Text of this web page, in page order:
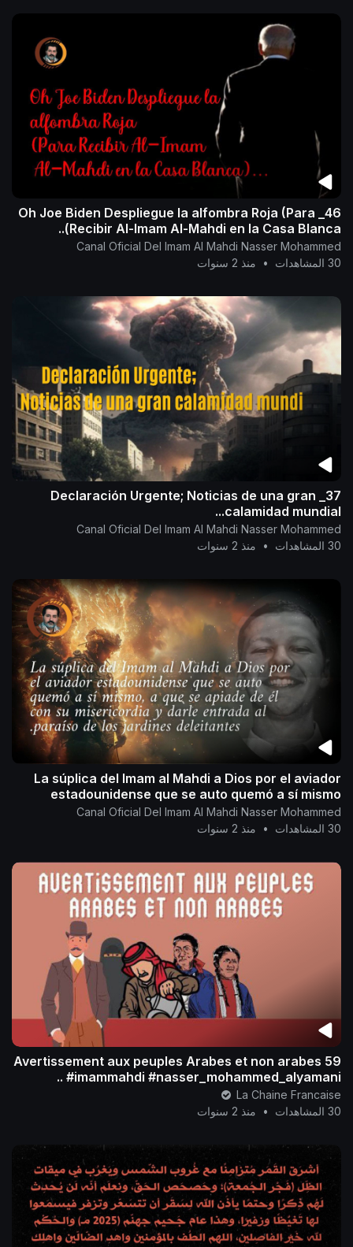
46_ Oh Joe Biden Despliegue la alfombra Roja (Para
Recibir Al-Imam Al-Mahdi en la Casa Blanca)..
Canal Oficial Del Imam Al Mahdi Nasser Mohammed
30 المشاهدات
• منذ 2 سنوات
37_ Declaración Urgente; Noticias de una gran
calamidad mundial...
Canal Oficial Del Imam Al Mahdi Nasser Mohammed
30 المشاهدات
• منذ 2 سنوات
La súplica del Imam al Mahdi a Dios por el aviador
estadounidense que se auto quemó a sí mismo
Canal Oficial Del Imam Al Mahdi Nasser Mohammed
30 المشاهدات
• منذ 2 سنوات
59 Avertissement aux peuples Arabes et non arabes
.. #imammahdi #nasser_mohammed_alyamani
La Chaine Francaise
30 المشاهدات
• منذ 2 سنوات